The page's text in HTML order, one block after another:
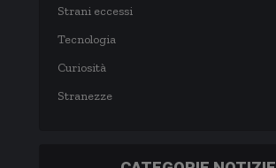
Strani eccessi
Tecnologia
Curiosità
Stranezze